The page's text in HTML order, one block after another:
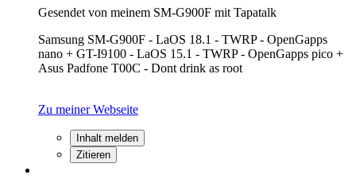
Gesendet von meinem SM-G900F mit Tapatalk
Samsung SM-G900F - LaOS 18.1 - TWRP - OpenGapps
nano + GT-I9100 - LaOS 15.1 - TWRP - OpenGapps pico +
Asus Padfone T00C - Dont drink as root
Zu meiner Webseite
Inhalt melden
Zitieren